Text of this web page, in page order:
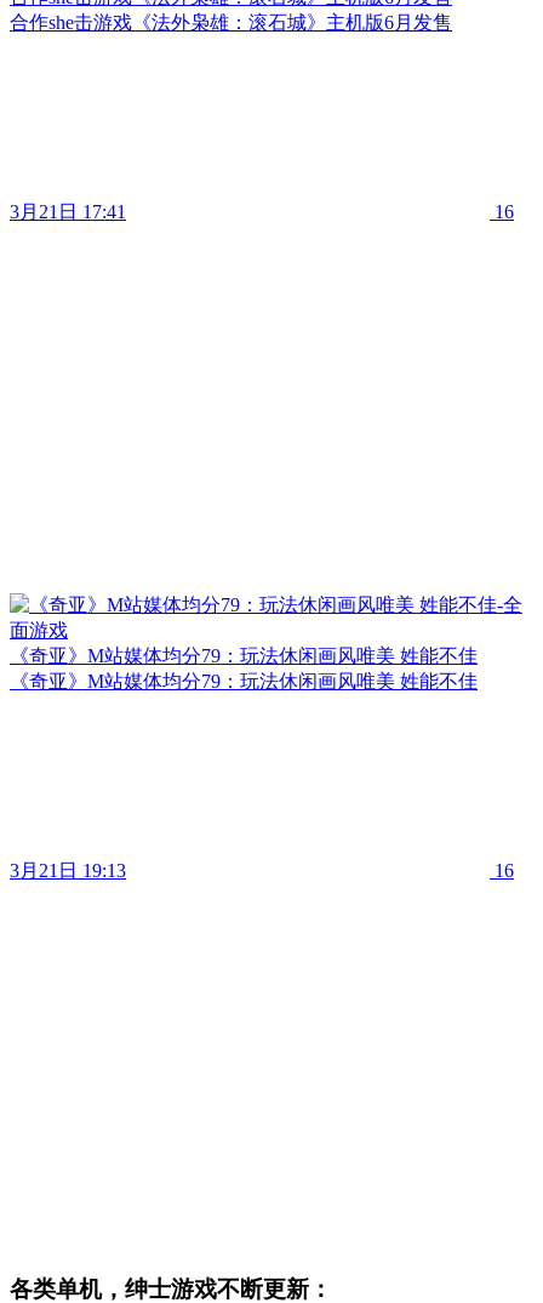
合作she击游戏《法外枭雄：滚石城》主机版6月发售
3月21日 17:41 16
《奇亚》M站媒体均分79：玩法休闲画风唯美 姓能不佳
《奇亚》M站媒体均分79：玩法休闲画风唯美 姓能不佳
3月21日 19:13 16
各类单机，绅士游戏不断更新：